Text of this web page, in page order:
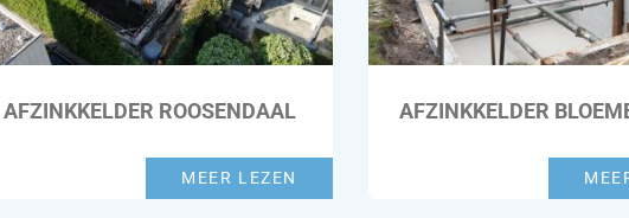
AFZINKKELDER ROOSENDAAL
MEER LEZEN
AFZINKKELDER